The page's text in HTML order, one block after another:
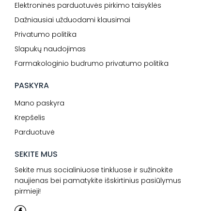
Elektroninės parduotuvės pirkimo taisyklės
Dažniausiai užduodami klausimai
Privatumo politika
Slapukų naudojimas
Farmakologinio budrumo privatumo politika
PASKYRA
Mano paskyra
Krepšelis
Parduotuvė
SEKITE MUS
Sekite mus socialiniuose tinkluose ir sužinokite
naujienas bei pamatykite išskirtinius pasiūlymus
pirmieji!